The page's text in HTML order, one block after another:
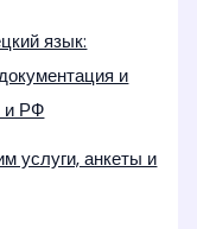
язык:
и
и РФ
услуги, анкеты и